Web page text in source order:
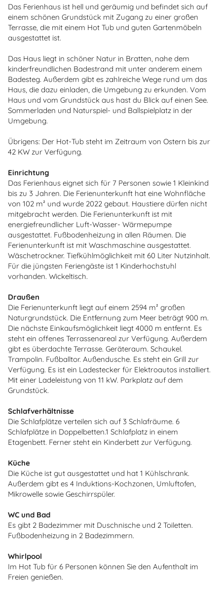
Das Ferienhaus ist hell und geräumig und befindet sich auf
einem schönen Grundstück mit Zugang zu einer großen
Terrasse, die mit einem Hot Tub und guten Gartenmöbeln
ausgestattet ist.
Das Haus liegt in schöner Natur in Bratten, nahe dem
kinderfreundlichen Badestrand mit unter anderem einem
Badesteg. Außerdem gibt es zahlreiche Wege rund um das
Haus, die dazu einladen, die Umgebung zu erkunden. Vom
Haus und vom Grundstück aus hast du Blick auf einen See.
Sommerladen und Naturspiel- und Ballspielplatz in der
Umgebung.
Übrigens: Der Hot-Tub steht im Zeitraum von Ostern bis zur
42 KW zur Verfügung.
Einrichtung
Das Ferienhaus eignet sich für 7 Personen sowie 1 Kleinkind
bis zu 3 Jahren. Die Ferienunterkunft hat eine Wohnfläche
von 102 m² und wurde 2022 gebaut. Haustiere dürfen nicht
mitgebracht werden. Die Ferienunterkunft ist mit
energiefreundlicher Luft-Wasser- Wärmepumpe
ausgestattet. Fußbodenheizung in allen Räumen. Die
Ferienunterkunft ist mit Waschmaschine ausgestattet.
Wäschetrockner. Tiefkühlmöglichkeit mit 60 Liter Nutzinhalt.
Für die jüngsten Feriengäste ist 1 Kinderhochstuhl
vorhanden. Wickeltisch.
Draußen
Die Ferienunterkunft liegt auf einem 2594 m² großen
Naturgrundstück. Die Entfernung zum Meer beträgt 900 m.
Die nächste Einkaufsmöglichkeit liegt 4000 m entfernt. Es
steht ein offenes Terrassenareal zur Verfügung. Außerdem
gibt es überdachte Terrasse. Geräteraum. Schaukel.
Trampolin. Fußballtor. Außendusche. Es steht ein Grill zur
Verfügung. Es ist ein Ladestecker für Elektroautos installiert.
Mit einer Ladeleistung von 11 kW. Parkplatz auf dem
Grundstück.
Schlafverhältnisse
Die Schlafplätze verteilen sich auf 3 Schlafräume. 6
Schlafplätze in Doppelbetten.1 Schlafplatz in einem
Etagenbett. Ferner steht ein Kinderbett zur Verfügung.
Küche
Die Küche ist gut ausgestattet und hat 1 Kühlschrank.
Außerdem gibt es 4 Induktions-Kochzonen, Umluftofen,
Mikrowelle sowie Geschirrspüler.
WC und Bad
Es gibt 2 Badezimmer mit Duschnische und 2 Toiletten.
Fußbodenheizung in 2 Badezimmern.
Whirlpool
Im Hot Tub für 6 Personen können Sie den Aufenthalt im
Freien genießen.